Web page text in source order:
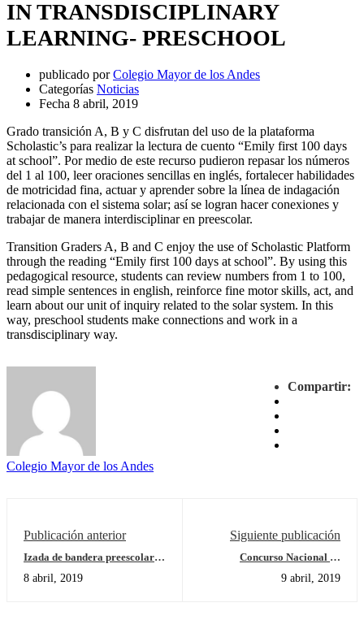
IN TRANSDISCIPLINARY
LEARNING- PRESCHOOL
publicado por Colegio Mayor de los Andes
Categorías Noticias
Fecha 8 abril, 2019
Grado transición A, B y C disfrutan del uso de la plataforma
Scholastic’s para realizar la lectura de cuento “Emily first 100 days
at school”. Por medio de este recurso pudieron repasar los números
del 1 al 100, leer oraciones sencillas en inglés, fortalecer habilidades
de motricidad fina, actuar y aprender sobre la línea de indagación
relacionada con el sistema solar; así se logran hacer conexiones y
trabajar de manera interdisciplinar en preescolar.
Transition Graders A, B and C enjoy the use of Scholastic Platform
through the reading “Emily first 100 days at school”. By using this
pedagogical resource, students can review numbers from 1 to 100,
read simple sentences in english, reinforce fine motor skills, act, and
learn about our unit of inquiry related to the solar system. In this
way, preschool students make connections and work in a
transdisciplinary way.
Compartir:
Colegio Mayor de los Andes
Publicación anterior
Izada de bandera preescolar
8 abril, 2019
Siguiente publicación
Concurso Nacional de
9 abril, 2019